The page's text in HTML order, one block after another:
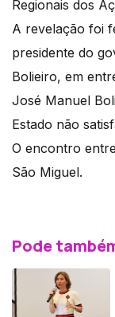
Regionais dos
A revelação foi
presidente do
Bolieiro, em
José Manuel
Estado não
O encontro
São Miguel.
Pode